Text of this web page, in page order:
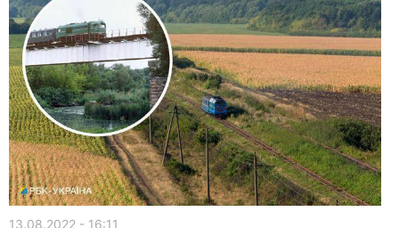
13.08.2022 - 16:11